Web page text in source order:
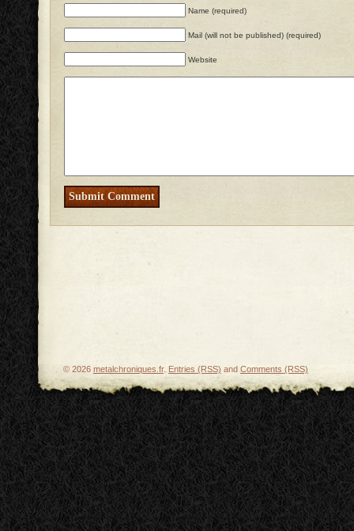
Name (required)
Mail (will not be published) (required)
Website
© 2026 metalchroniques.fr. Entries (RSS) and Comments (RSS)